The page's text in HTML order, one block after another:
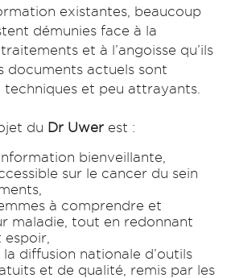
existantes, beaucoup
démunies face à la
et à l’angoisse qu’ils
documents actuels sont
techniques et peu attrayants.
du Dr Uwer est :
bienveillante,
sur le cancer du sein
à comprendre et
maladie, tout en redonnant
diffusion nationale d’outils
et de qualité, remis par les